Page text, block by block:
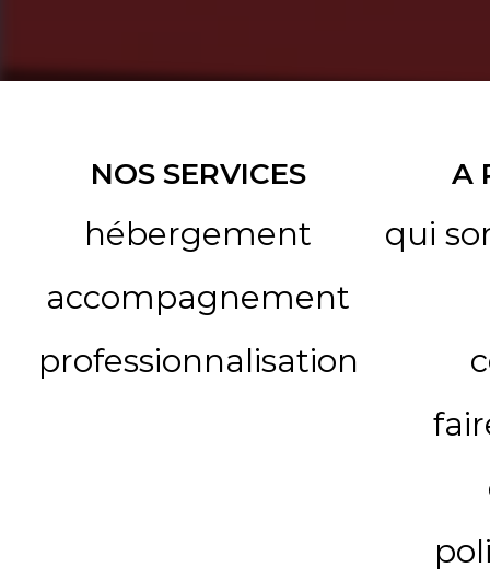
NOS SERVICES
hébergement
accompagnement
professionnalisation
A
qui